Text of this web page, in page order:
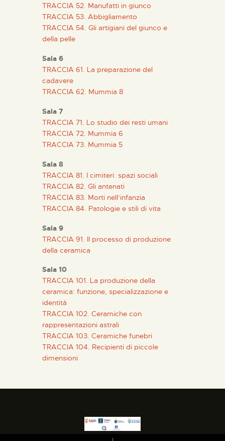
ESPAÑOL
TRACCIA 52. Manufatti in giunco
TRACCIA 53. Abbigliamento
TRACCIA 54. Gli artigiani del giunco e
della pelle
Sala 6
TRACCIA 61. La preparazione del
cadavere
TRACCIA 62. Mummia 8
Sala 7
TRACCIA 71. Lo studio dei resti umani
TRACCIA 72. Mummia 6
TRACCIA 73. Mummia 5
Sala 8
TRACCIA 81. I cimiteri: spazi sociali
TRACCIA 82. Gli antenati
TRACCIA 83. Morti nell’infanzia
TRACCIA 84. Patologie e stili di vita
Sala 9
TRACCIA 91. Il processo di produzione
della ceramica
Sala 10
TRACCIA 101. La produzione della
ceramica: funzione, specializzazione e
identità
TRACCIA 102. Ceramiche con
rappresentazioni astrali
TRACCIA 103. Ceramiche funebri
TRACCIA 104. Recipienti di piccole
dimensioni